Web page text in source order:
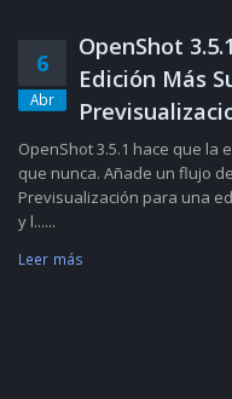
6
Abr
OpenShot
Edición Más
OpenShot 3.5.1 hace que la
que nunca. Añade un flujo
Previsualización para una
y l......
Leer más